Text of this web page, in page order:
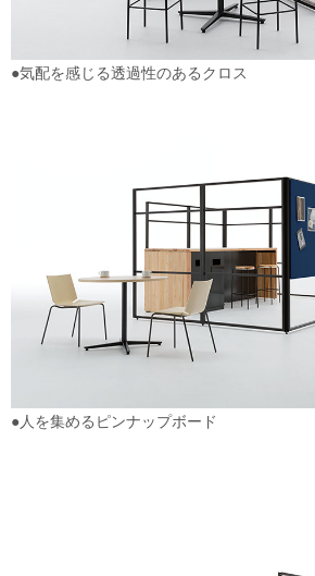
●気配を感じる透過性のあるクロス
●人を集めるピンナップボード